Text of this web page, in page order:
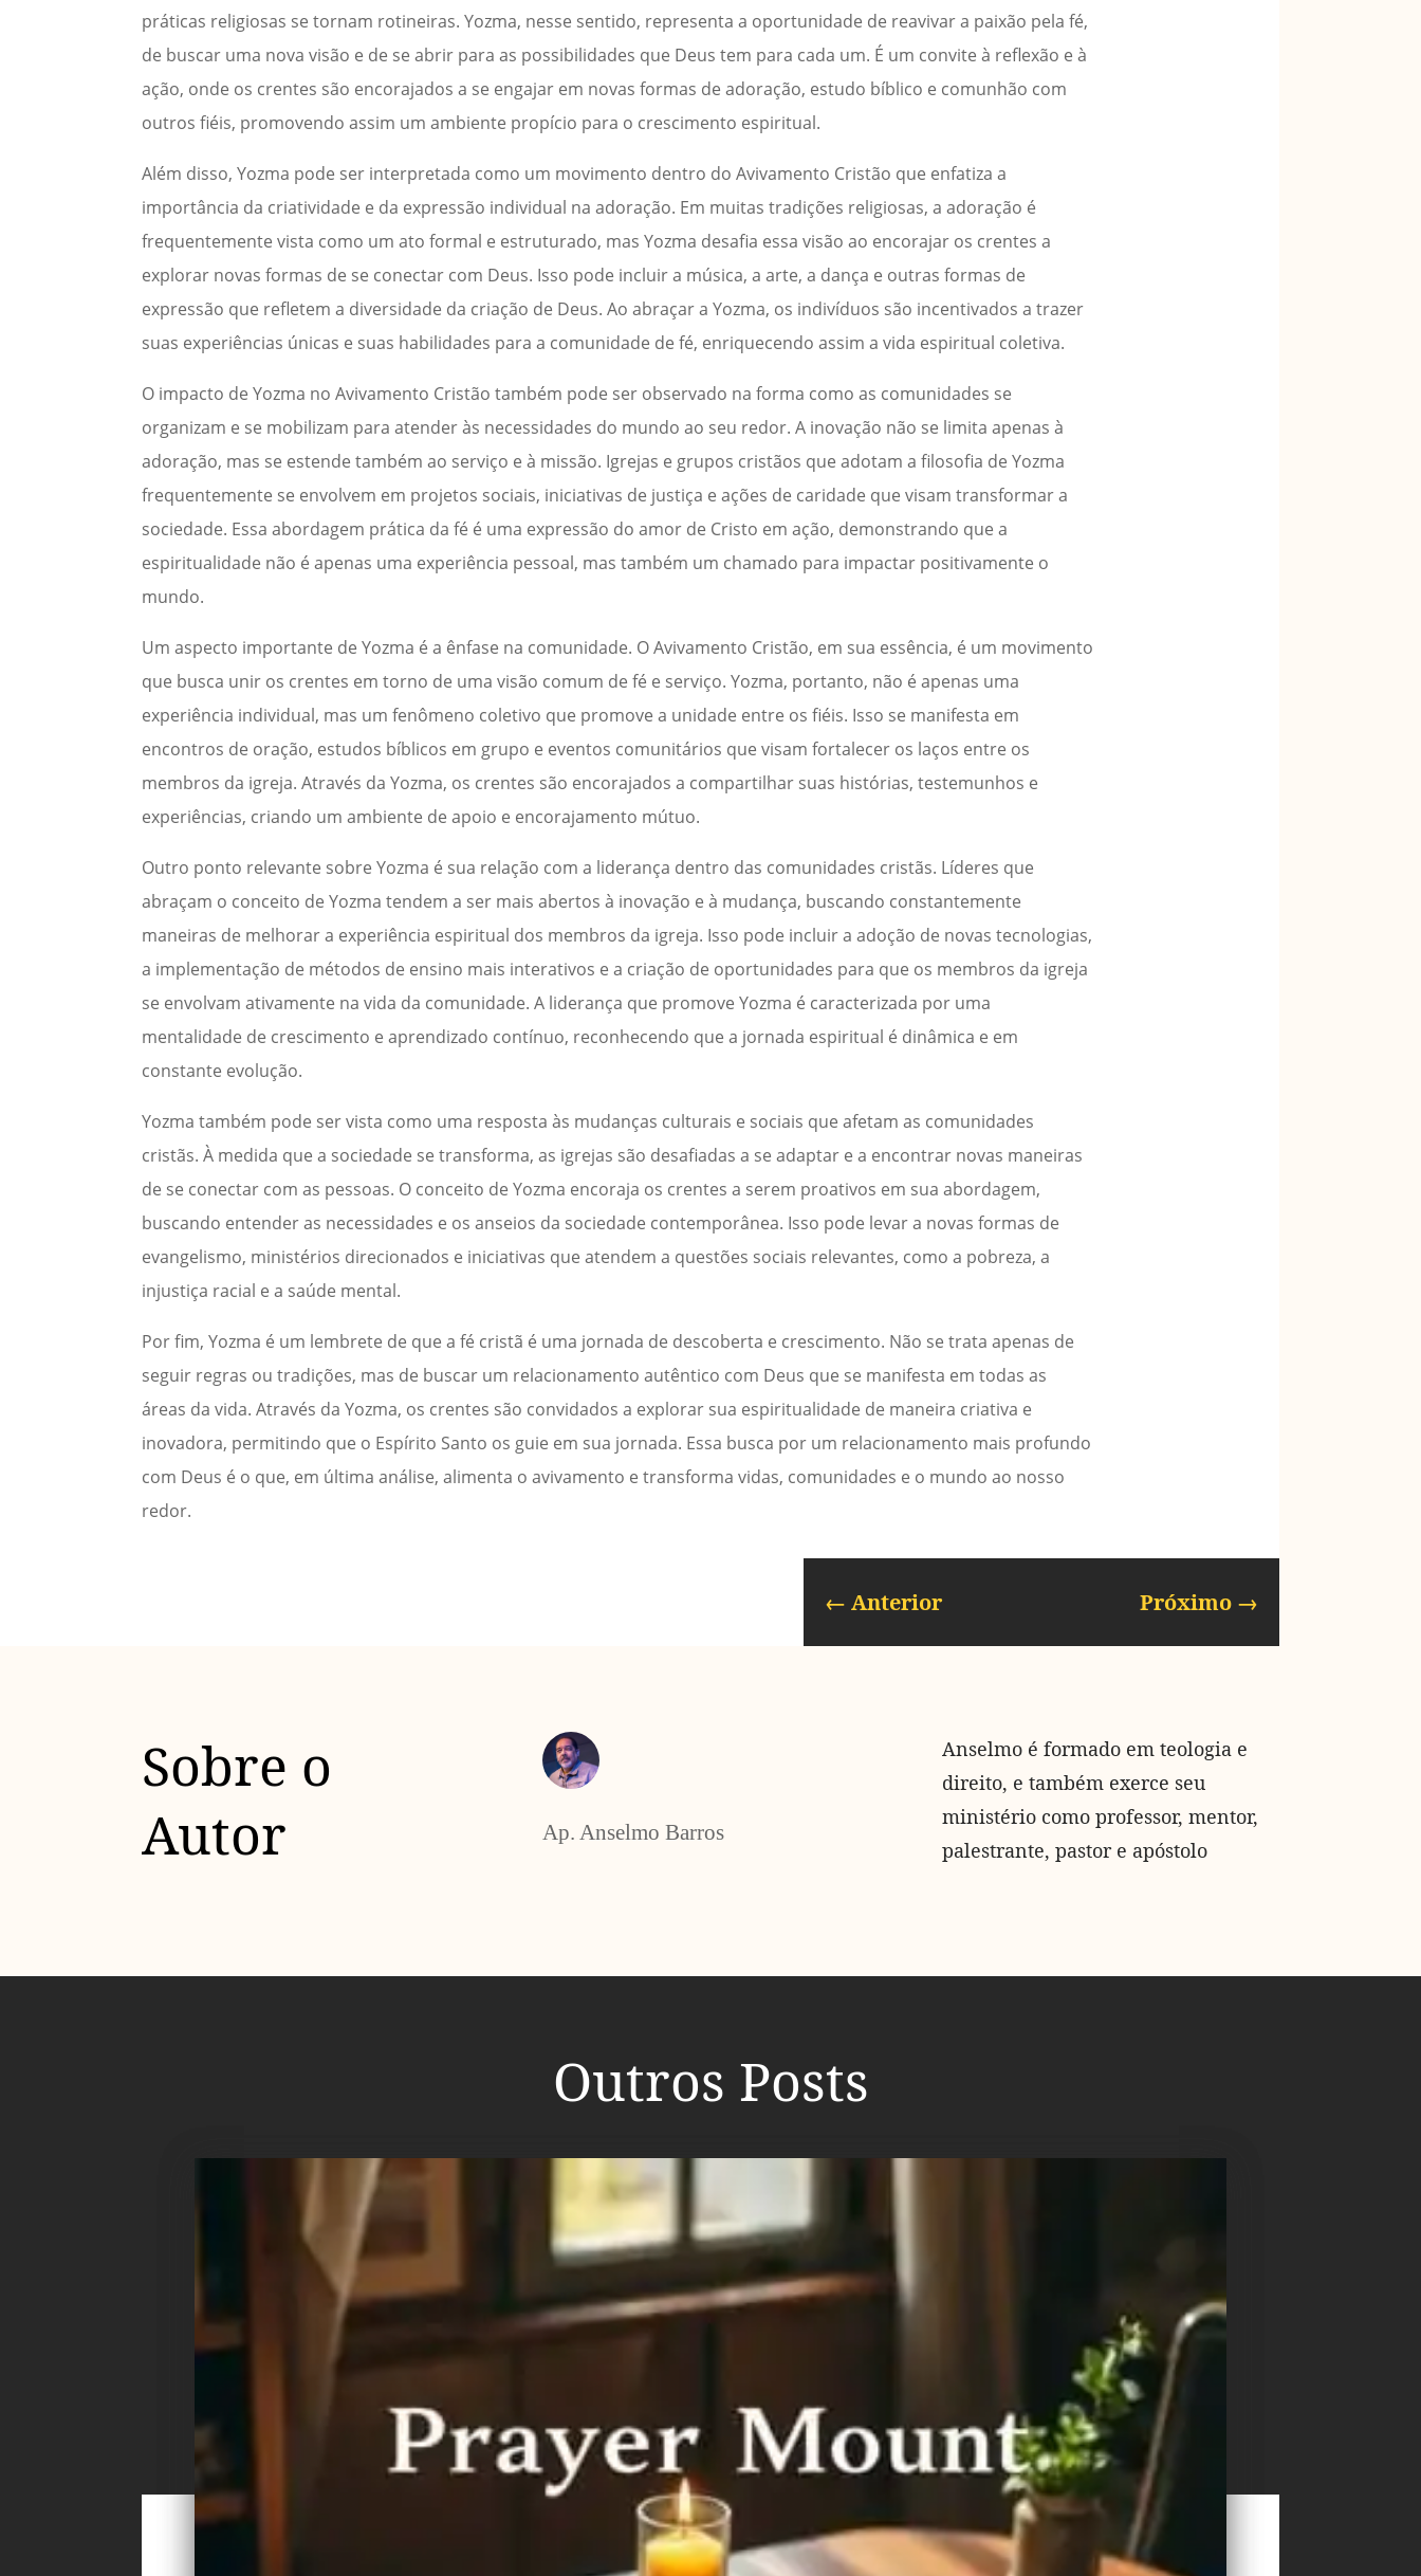
práticas religiosas se tornam rotineiras. Yozma, nesse sentido, representa a oportunidade de reavivar a paixão pela fé,
de buscar uma nova visão e de se abrir para as possibilidades que Deus tem para cada um. É um convite à reflexão e à
ação, onde os crentes são encorajados a se engajar em novas formas de adoração, estudo bíblico e comunhão com
outros fiéis, promovendo assim um ambiente propício para o crescimento espiritual.
Além disso, Yozma pode ser interpretada como um movimento dentro do Avivamento Cristão que enfatiza a
importância da criatividade e da expressão individual na adoração. Em muitas tradições religiosas, a adoração é
frequentemente vista como um ato formal e estruturado, mas Yozma desafia essa visão ao encorajar os crentes a
explorar novas formas de se conectar com Deus. Isso pode incluir a música, a arte, a dança e outras formas de
expressão que refletem a diversidade da criação de Deus. Ao abraçar a Yozma, os indivíduos são incentivados a trazer
suas experiências únicas e suas habilidades para a comunidade de fé, enriquecendo assim a vida espiritual coletiva.
O impacto de Yozma no Avivamento Cristão também pode ser observado na forma como as comunidades se
organizam e se mobilizam para atender às necessidades do mundo ao seu redor. A inovação não se limita apenas à
adoração, mas se estende também ao serviço e à missão. Igrejas e grupos cristãos que adotam a filosofia de Yozma
frequentemente se envolvem em projetos sociais, iniciativas de justiça e ações de caridade que visam transformar a
sociedade. Essa abordagem prática da fé é uma expressão do amor de Cristo em ação, demonstrando que a
espiritualidade não é apenas uma experiência pessoal, mas também um chamado para impactar positivamente o
mundo.
Um aspecto importante de Yozma é a ênfase na comunidade. O Avivamento Cristão, em sua essência, é um movimento
que busca unir os crentes em torno de uma visão comum de fé e serviço. Yozma, portanto, não é apenas uma
experiência individual, mas um fenômeno coletivo que promove a unidade entre os fiéis. Isso se manifesta em
encontros de oração, estudos bíblicos em grupo e eventos comunitários que visam fortalecer os laços entre os
membros da igreja. Através da Yozma, os crentes são encorajados a compartilhar suas histórias, testemunhos e
experiências, criando um ambiente de apoio e encorajamento mútuo.
Outro ponto relevante sobre Yozma é sua relação com a liderança dentro das comunidades cristãs. Líderes que
abraçam o conceito de Yozma tendem a ser mais abertos à inovação e à mudança, buscando constantemente
maneiras de melhorar a experiência espiritual dos membros da igreja. Isso pode incluir a adoção de novas tecnologias,
a implementação de métodos de ensino mais interativos e a criação de oportunidades para que os membros da igreja
se envolvam ativamente na vida da comunidade. A liderança que promove Yozma é caracterizada por uma
mentalidade de crescimento e aprendizado contínuo, reconhecendo que a jornada espiritual é dinâmica e em
constante evolução.
Yozma também pode ser vista como uma resposta às mudanças culturais e sociais que afetam as comunidades
cristãs. À medida que a sociedade se transforma, as igrejas são desafiadas a se adaptar e a encontrar novas maneiras
de se conectar com as pessoas. O conceito de Yozma encoraja os crentes a serem proativos em sua abordagem,
buscando entender as necessidades e os anseios da sociedade contemporânea. Isso pode levar a novas formas de
evangelismo, ministérios direcionados e iniciativas que atendem a questões sociais relevantes, como a pobreza, a
injustiça racial e a saúde mental.
Por fim, Yozma é um lembrete de que a fé cristã é uma jornada de descoberta e crescimento. Não se trata apenas de
seguir regras ou tradições, mas de buscar um relacionamento autêntico com Deus que se manifesta em todas as
áreas da vida. Através da Yozma, os crentes são convidados a explorar sua espiritualidade de maneira criativa e
inovadora, permitindo que o Espírito Santo os guie em sua jornada. Essa busca por um relacionamento mais profundo
com Deus é o que, em última análise, alimenta o avivamento e transforma vidas, comunidades e o mundo ao nosso
redor.
← Anterior Próximo→
Sobre o
Autor
Ap. Anselmo Barros
Anselmo é formado em teologia e
direito, e também exerce seu
ministério como professor, mentor,
palestrante, pastor e apóstolo
Outros Posts